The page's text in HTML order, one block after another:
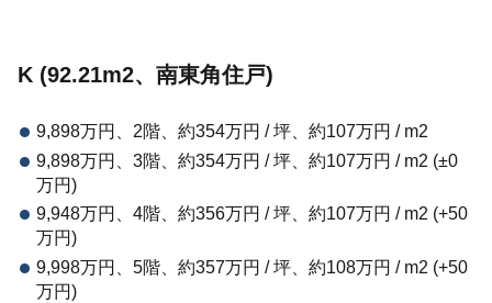
K (92.21m2、南東角住戸)
9,898万円、2階、約354万円 / 坪、約107万円 / m2
9,898万円、3階、約354万円 / 坪、約107万円 / m2 (±0
万円)
9,948万円、4階、約356万円 / 坪、約107万円 / m2 (+50
万円)
9,998万円、5階、約357万円 / 坪、約108万円 / m2 (+50
万円)